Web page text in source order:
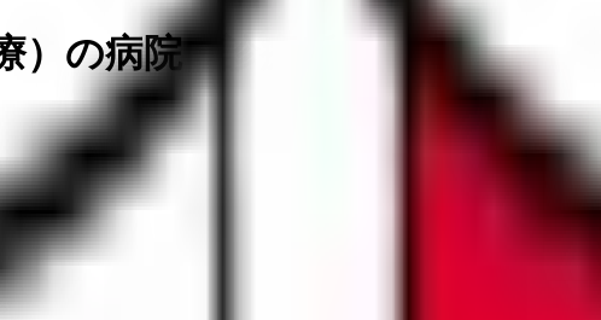
） の病院・診療所